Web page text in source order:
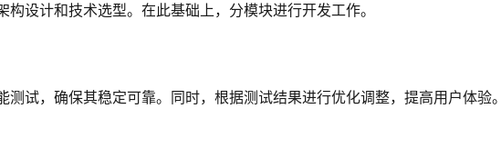
设计和技术选型。在此基础上，分模块进行开发工作。
测试，确保其稳定可靠。同时，根据测试结果进行优化调整，提高用户体验